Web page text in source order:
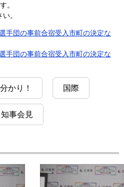
。
。
手団の事前合宿受入市町の決定な
手団の事前合宿受入市町の決定な
かり！ 国際
知事会見